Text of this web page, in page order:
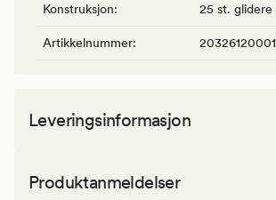
Konstruksjon: 25 st. glidere
Artikkelnummer: 20326120001
Leveringsinformasjon
Produktanmeldelser